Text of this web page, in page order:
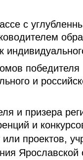
с
победителя
и
и призера
и
или проектов,